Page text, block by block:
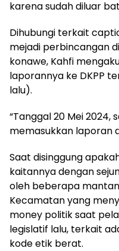
karena sudah diluar
Dihubungi terkait
mejadi perbincangan
konawe, Kahfi
laporannya ke DKPP
lalu).
“Tanggal 20 Mei 2024,
memasukkan laporan
Saat disinggung
kaitannya dengan
oleh beberapa
Kecamatan yang
money politik saat
legislatif lalu, terkait
kode etik berat.